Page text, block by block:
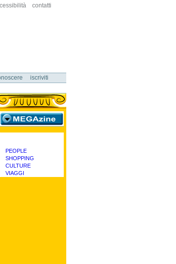
contatti
iscriviti
categorie
PEOPLE
SHOPPING
CULTURE
VIAGGI